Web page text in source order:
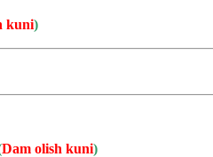
kuni)
Dam olish kuni)